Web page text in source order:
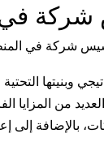
في
شركة في
التحتية
من المزايا
بالإضافة إلى